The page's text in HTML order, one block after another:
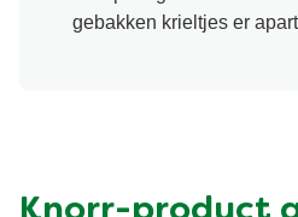
gebakken krieltjes er